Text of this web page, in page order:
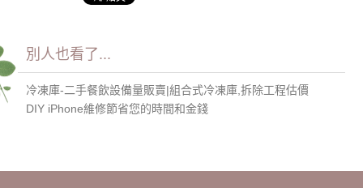
別人也看了...
冷凍庫-二手餐飲設備量販賣|組合式冷凍庫,拆除工程估價
DIY iPhone維修節省您的時間和金錢